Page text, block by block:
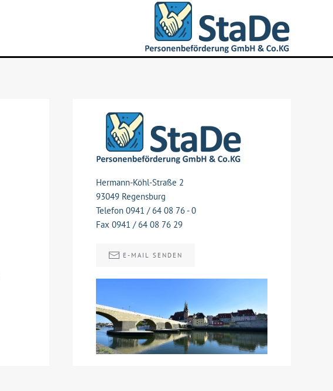
Hermann-Köhl-Straße 2
93049 Regensburg
Telefon 0941 / 64 08 76 - 0
Fax 0941 / 64 08 76 29
E-MAIL SENDEN